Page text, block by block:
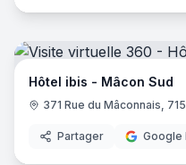
Hôtel ibis - Mâcon Sud
371 Rue du Mâconnais,
Partager Google